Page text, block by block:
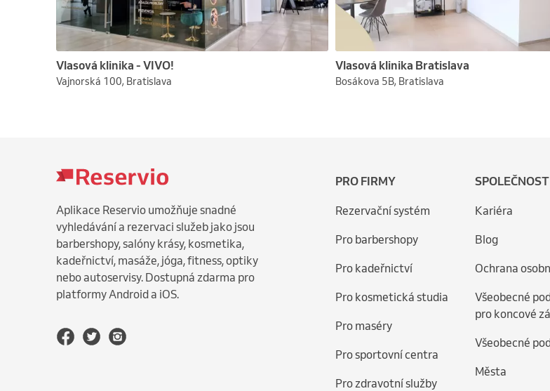
Vlasová klinika - VIVO!
Vajnorská 100, Bratislava
Vlasová klinika Bratislava
Bosákova 5B, Bratislava
Aplikace Reservio umožňuje snadné
vyhledávání a rezervaci služeb jako jsou
barbershopy, salóny krásy, kosmetika,
kadeřnictví, masáže, jóga, fitness, optiky
nebo autoservisy. Dostupná zdarma pro
platformy Android a iOS.
PRO FIRMY
Rezervační systém
Pro barbershopy
Pro kadeřnictví
Pro kosmetická studia
Pro maséry
Pro sportovní centra
Pro zdravotní služby
SPOLEČNOST
Kariéra
Blog
Ochrana
Všeobecné
pro koncové
Všeobecné
Města